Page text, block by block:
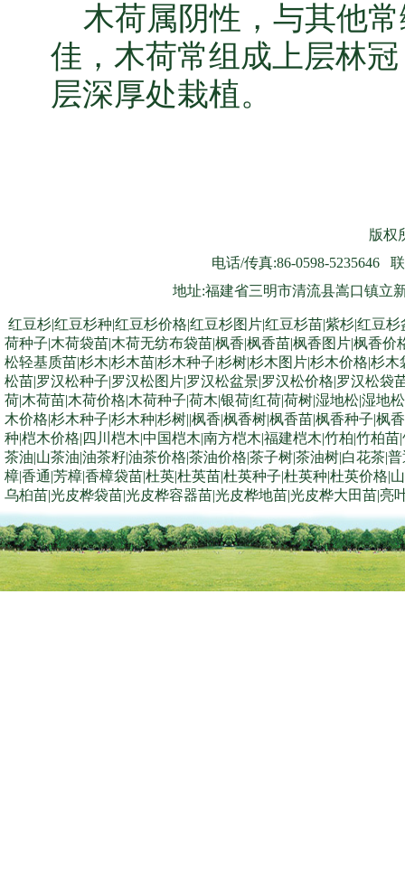
木荷属阴性，与其他常
佳，木荷常组成上层林
层深厚处栽植。
版权
电话/传真:86-0598-5235646
地址:福建省三明市清流县嵩口镇立
红豆杉|红豆杉种|红豆杉价格|红豆杉图片|红豆杉苗|紫杉|红豆
荷种子|木荷袋苗|木荷无纺布袋苗|枫香|枫香苗|枫香图片|枫香
松轻基质苗|杉木|杉木苗|杉木种子|杉树|杉木图片|杉木价格|杉
松苗|罗汉松种子|罗汉松图片|罗汉松盆景|罗汉松价格|罗汉松袋
荷|木荷苗|木荷价格|木荷种子|荷木|银荷|红荷|荷树|湿地松|湿地
木价格|杉木种子|杉木种|杉树||枫香|枫香树|枫香苗|枫香种子|枫
种|桤木价格|四川桤木|中国桤木|南方桤木|福建桤木|竹柏|竹柏
茶油|山茶油|油茶籽|油茶价格|茶油价格|茶子树|茶油树|白花茶|
樟|香通|芳樟|香樟袋苗|杜英|杜英苗|杜英种子|杜英种|杜英价格|
乌桕苗|光皮桦袋苗|光皮桦容器苗|光皮桦地苗|光皮桦大田苗|亮